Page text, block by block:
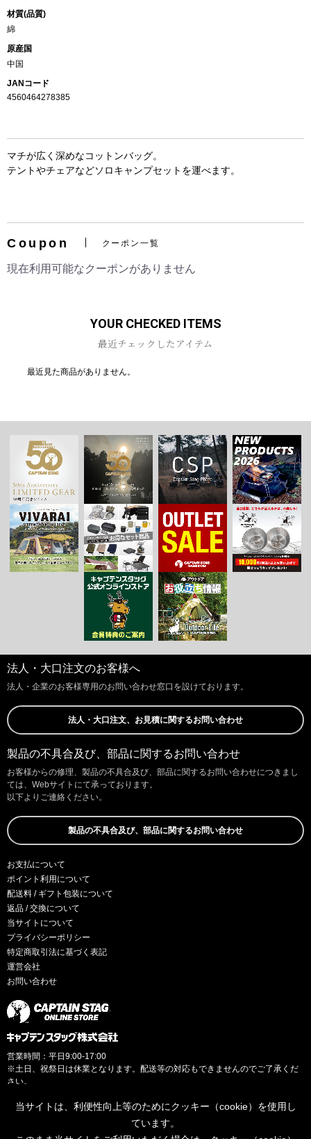
お買い物を続ける カートへ進む
材質(品質)
綿
原産国
中国
JANコード
4560464278385
マチが広く深めなコットンバッグ。
テントやチェアなどソロキャンプセットを運べます。
Coupon クーポン一覧
現在利用可能なクーポンがありません
YOUR CHECKED ITEMS
最近チェックしたアイテム
最近見た商品がありません。
法人・大口注文のお客様へ
法人・企業のお客様専用のお問い合わせ窓口を設けております。
法人・大口注文、お見積に関するお問い合わせ
製品の不具合及び、部品に関するお問い合わせ
お客様からの修理、製品の不具合及び、部品に関するお問い合わせにつきまし
ては、Webサイトにて承っております。
以下よりご連絡ください。
製品の不具合及び、部品に関するお問い合わせ
お支払について
ポイント利用について
配送料 / ギフト包装について
返品 / 交換について
当サイトについて
プライバシーポリシー
特定商取引法に基づく表記
運営会社
お問い合わせ
営業時間：平日9:00-17:00
※土日、祝祭日は休業となります。配送等の対応もできませんのでご了承くだ
さい。
当サイトは、利便性向上等のためにクッキー（cookie）を使用し
ています。